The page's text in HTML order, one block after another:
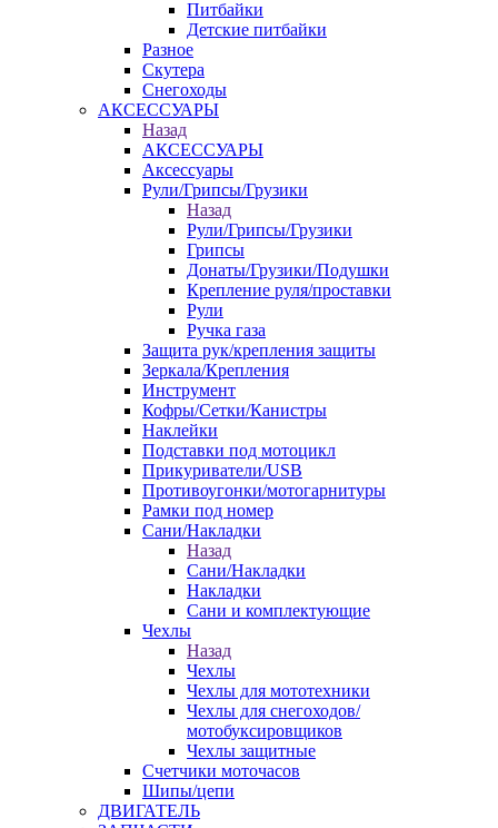
Питбайки
Детские питбайки
Разное
Скутера
Снегоходы
АКСЕССУАРЫ
Назад
АКСЕССУАРЫ
Аксессуары
Рули/Грипсы/Грузики
Назад
Рули/Грипсы/Грузики
Грипсы
Донаты/Грузики/Подушки
Крепление руля/проставки
Рули
Ручка газа
Защита рук/крепления защиты
Зеркала/Крепления
Инструмент
Кофры/Сетки/Канистры
Наклейки
Подставки под мотоцикл
Прикуриватели/USB
Противоугонки/мотогарнитуры
Рамки под номер
Сани/Накладки
Назад
Сани/Накладки
Накладки
Сани и комплектующие
Чехлы
Назад
Чехлы
Чехлы для мототехники
Чехлы для снегоходов/
мотобуксировщиков
Чехлы защитные
Счетчики моточасов
Шипы/цепи
ДВИГАТЕЛЬ